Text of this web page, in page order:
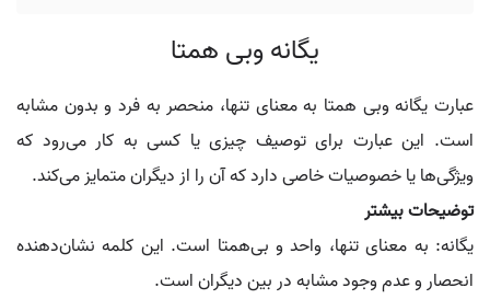
یگانه وبی همتا
عبارت یگانه وبی همتا به معنای تنها، منحصر به فرد و بدون مشابه
است. این عبارت برای توصیف چیزی یا کسی به کار می‌رود که
ویژگی‌ها یا خصوصیات خاصی دارد که آن را از دیگران متمایز می‌کند.
توضیحات بیشتر
یگانه: به معنای تنها، واحد و بی‌همتا است. این کلمه نشان‌دهنده
انحصار و عدم وجود مشابه در بین دیگران است.